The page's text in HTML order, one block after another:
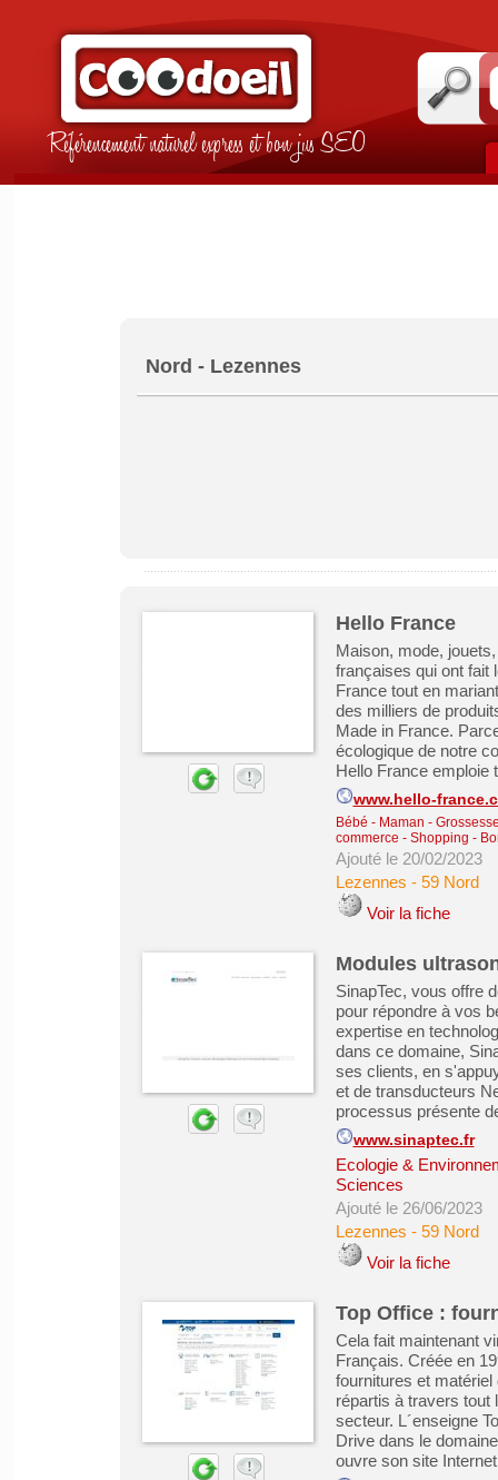
Référencement naturel express et bon jus SEO
Nord - Lezennes
Hello France
Maison, mode,
françaises qui ont fait
France tout en
des milliers de
Made in France.
écologique de notre
Hello France emploie
www.hello-
Bébé - Maman -
commerce - Shopping -
Ajouté le 20/02/2023
Lezennes - 59 Nord
Voir la fiche
Modules
SinapTec, vous offre
pour répondre à vos
expertise en
dans ce domaine,
ses clients, en
et de transducteurs
processus présente
www.sinaptec.fr
Ecologie &
Sciences
Ajouté le 26/06/2023
Lezennes - 59 Nord
Voir la fiche
Top Office :
Cela fait maintenant
Français. Créée en
fournitures et matériel
répartis à travers tout
secteur. L´enseigne
Drive dans le
ouvre son site